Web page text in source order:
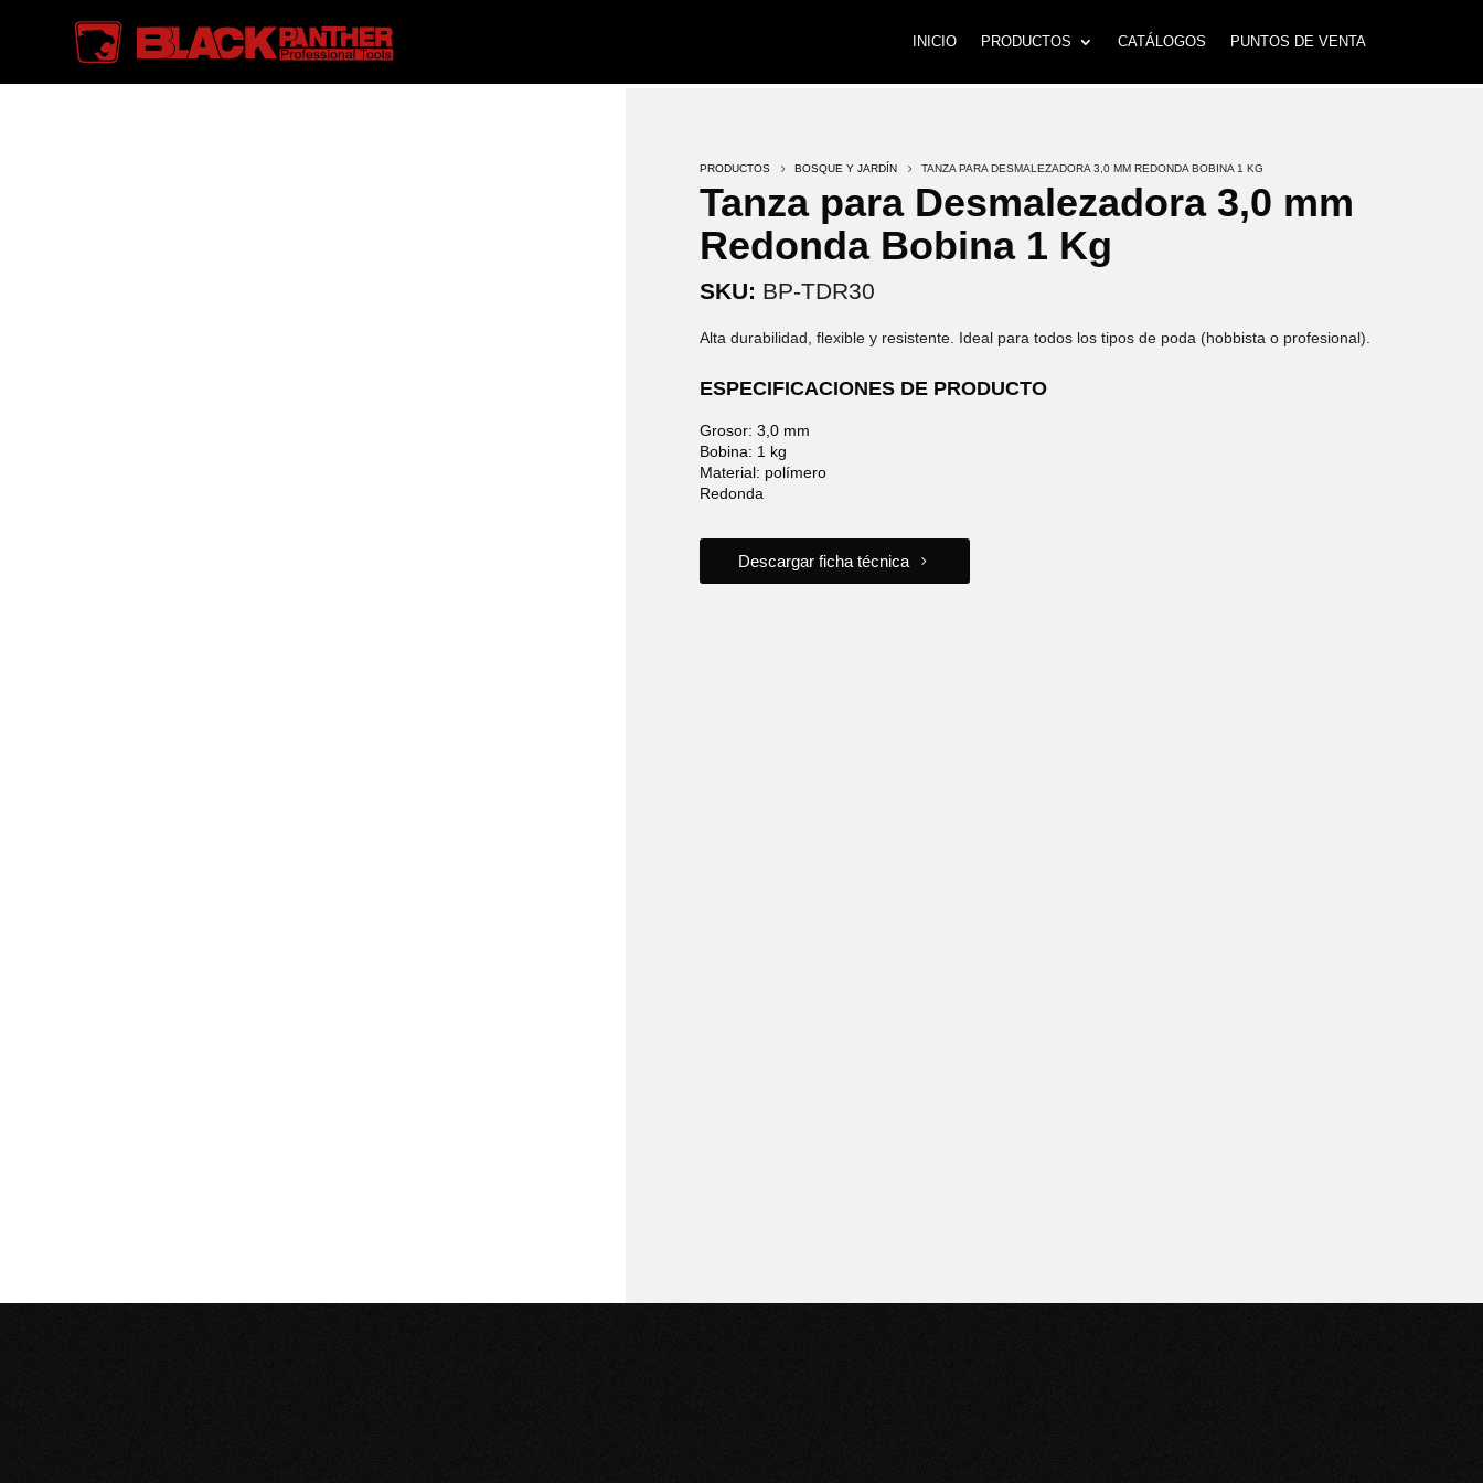
INICIO PRODUCTOS CATÁLOGOS PUNTOS DE VENTA
PRODUCTOS 5 BOSQUE Y JARDÍN 5 TANZA PARA DESMALEZADORA 3,0 MM REDONDA BOBINA 1 KG
Tanza para Desmalezadora 3,0 mm
Redonda Bobina 1 Kg
SKU: BP-TDR30
Alta durabilidad, flexible y resistente. Ideal para todos los tipos de poda (hobbista o profesional).
ESPECIFICACIONES DE PRODUCTO
Grosor: 3,0 mm
Bobina: 1 kg
Material: polímero
Redonda
Descargar ficha técnica